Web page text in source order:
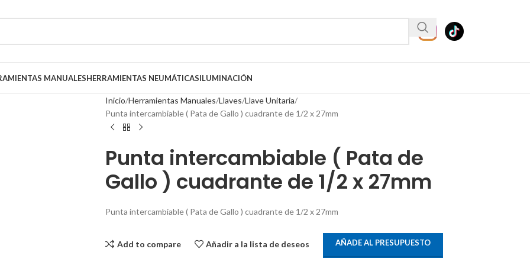
MANUALESHERRAMIENTAS NEUMÁTICASILUMINACIÓN
Inicio Herramientas Manuales Llaves Llave Unitaria
Punta intercambiable ( Pata de Gallo ) cuadrante de 1/2 x 27mm
Punta intercambiable ( Pata de
Gallo ) cuadrante de 1/2 x 27mm
Punta intercambiable ( Pata de Gallo ) cuadrante de 1/2 x 27mm
Add to compare Añadir a la lista de deseos AÑADE AL PRESUPUESTO